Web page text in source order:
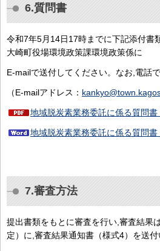
6.質問書
令和7年5月14日17時までに下記添付書
大崎町役場環境政策課環境政策係に
E-mailで送付してください。なお,電話
（E-mailアドレス：
地域脱炭素業務委託に係る質問書
地域脱炭素業務委託に係る質問書
7.審査方法
提出書類をもとに審査を行い,審査結果
定）に,審査結果通知書（様式4）を送付